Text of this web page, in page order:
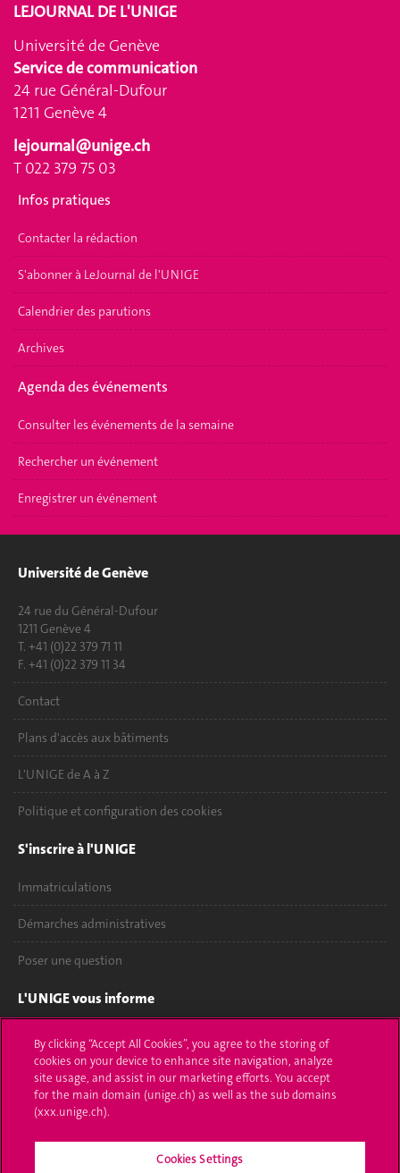
LEJOURNAL DE L'UNIGE
Université de Genève
Service de communication
24 rue Général-Dufour
1211 Genève 4
lejournal@unige.ch
T 022 379 75 03
Infos pratiques
Contacter la rédaction
S'abonner à LeJournal de l'UNIGE
Calendrier des parutions
Archives
Agenda des événements
Consulter les événements de la semaine
Rechercher un événement
Enregistrer un événement
Université de Genève
24 rue du Général-Dufour
1211 Genève 4
T. +41 (0)22 379 71 11
F. +41 (0)22 379 11 34
Contact
Plans d'accès aux bâtiments
L'UNIGE de A à Z
Politique et configuration des cookies
S'inscrire à l'UNIGE
Immatriculations
Démarches administratives
Poser une question
L'UNIGE vous informe
UNIGE Mobile
Médias
Offres d'emploi
Bibliothèque
By clicking “Accept All Cookies”, you agree to the storing of
cookies on your device to enhance site navigation, analyze
site usage, and assist in our marketing efforts. You accept
for the main domain (unige.ch) as well as the sub domains
(xxx.unige.ch).
Cookies Settings